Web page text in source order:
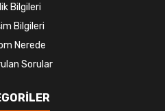
Bilgileri
Bilgileri
Nerede
Sorular